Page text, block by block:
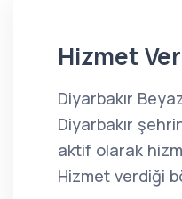
Hizmet
Diyarbakır
Diyarbakır
aktif olarak
Hizmet verdiği